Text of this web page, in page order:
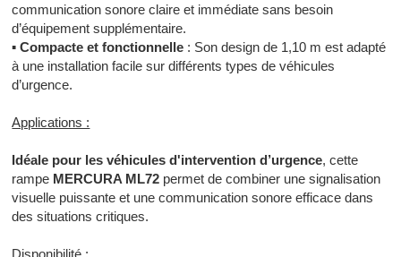
communication sonore claire et immédiate sans besoin
d’équipement supplémentaire.
▪ Compacte et fonctionnelle : Son design de 1,10 m est adapté
à une installation facile sur différents types de véhicules
d’urgence.
Applications :
Idéale pour les véhicules d'intervention d’urgence, cette
rampe MERCURA ML72 permet de combiner une signalisation
visuelle puissante et une communication sonore efficace dans
des situations critiques.
Disponibilité :